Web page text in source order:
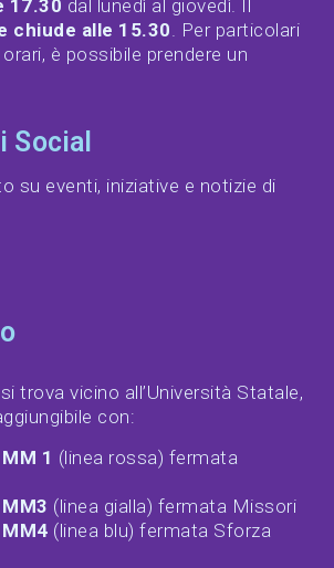
17.30 dal lunedì al giovedì. Il
chiude alle 15.30 . Per particolari
è possibile prendere un
Social
su eventi, iniziative e notizie di
trova vicino all’Università Statale,
con:
1 (linea rossa) fermata
(linea gialla) fermata Missori
(linea blu) fermata Sforza